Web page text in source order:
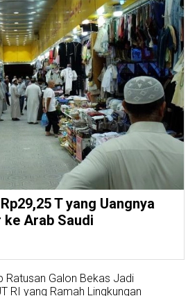
T yang Uangnya
ke Arab Saudi
Ratusan Galon Bekas Jadi
RI yang Ramah Lingkungan